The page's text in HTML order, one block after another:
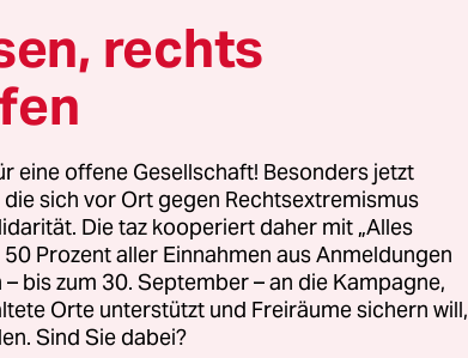
Verfahren zum
den Beratungen wird
dem
vor der ersten
vor allem auf seine
als 100 Abgeordnete
unter
kommen darf.
rechts
eine offene Gesellschaft! Besonders jetzt
sich vor Ort gegen Rechtsextremismus
Die taz kooperiert daher mit „Alles
Prozent aller Einnahmen aus Anmeldungen
– bis zum 30. September – an die Kampagne,
Orte unterstützt und Freiräume sichern will,
Sind Sie dabei?